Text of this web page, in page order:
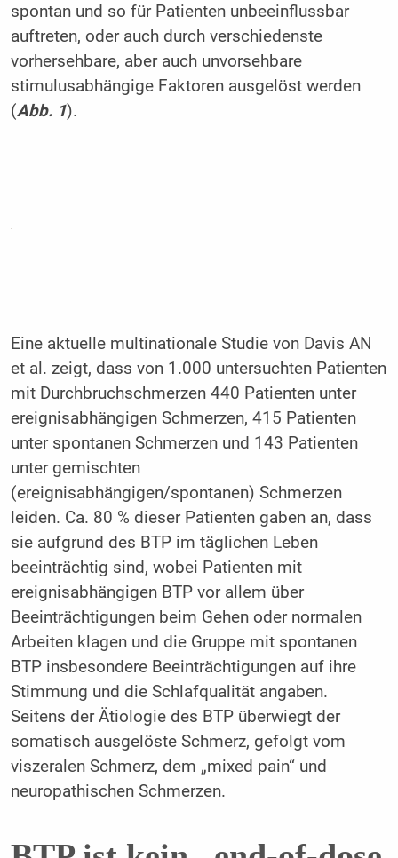
spontan und so für Patienten unbeeinflussbar
auftreten, oder auch durch verschiedenste
vorhersehbare, aber auch unvorsehbare
stimulusabhängige Faktoren ausgelöst werden
(Abb. 1).
Eine aktuelle multinationale Studie von Davis AN
et al. zeigt, dass von 1.000 untersuchten Patienten
mit Durchbruchschmerzen 440 Patienten unter
ereignisabhängigen Schmerzen, 415 Patienten
unter spontanen Schmerzen und 143 Patienten
unter gemischten
(ereignisabhängigen/spontanen) Schmerzen
leiden. Ca. 80 % dieser Patienten gaben an, dass
sie aufgrund des BTP im täglichen Leben
beeinträchtig sind, wobei Patienten mit
ereignisabhängigen BTP vor allem über
Beeinträchtigungen beim Gehen oder normalen
Arbeiten klagen und die Gruppe mit spontanen
BTP insbesondere Beeinträchtigungen auf ihre
Stimmung und die Schlafqualität angaben.
Seitens der Ätiologie des BTP überwiegt der
somatisch ausgelöste Schmerz, gefolgt vom
viszeralen Schmerz, dem „mixed pain“ und
neuropathischen Schmerzen.